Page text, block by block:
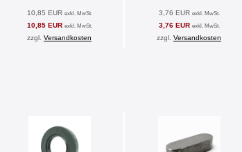
10,85 EUR exkl. MwSt.
10,85 EUR exkl. MwSt.
zzgl. Versandkosten
3,76 EUR exkl. MwSt.
3,76 EUR exkl. MwSt.
zzgl. Versandkosten